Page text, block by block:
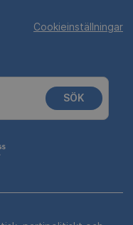
Cookieinställningar
SÖK